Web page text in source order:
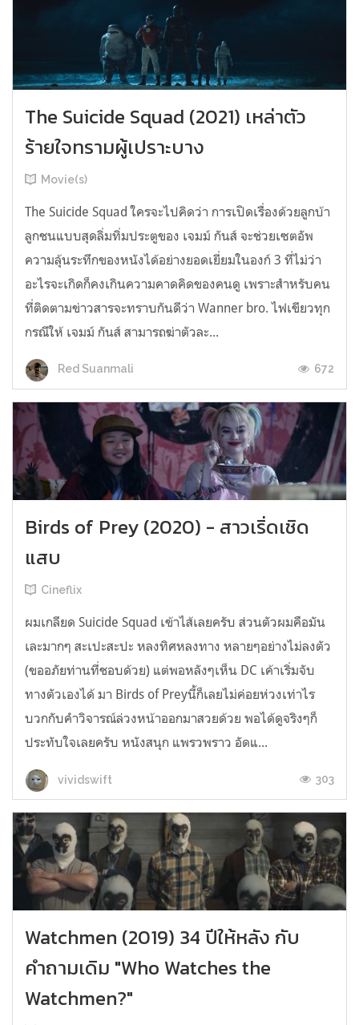
The Suicide Squad (2021) เหล่าตัว
ร้ายใจทรามผู้เปราะบาง
Movie(s)
The Suicide Squad ใครจะไปคิดว่า การเปิดเรื่องด้วยลูกบ้า
ลูกชนแบบสุดลิ่มทิ่มประตูของ เจมม์ กันส์ จะช่วยเซตอัพ
ความลุ้นระทึกของหนังได้อย่างยอดเยี่ยมในองก์ 3 ที่ไม่ว่า
อะไรจะเกิดก็คงเกินความคาดคิดของคนดู เพราะสำหรับคน
ที่ติดตามข่าวสารจะทราบกันดีว่า Wanner bro. ไฟเขียวทุก
กรณีให้ เจมม์ กันส์ สามารถฆ่าตัวละ...
Red Suanmali 672
Birds of Prey (2020) - สาวเริ่ดเชิด
แสบ
Cineflix
ผมเกลียด Suicide Squad เข้าไส้เลยครับ ส่วนตัวผมคือมัน
เละมากๆ สะเปะสะปะ หลงทิศหลงทาง หลายๆอย่างไม่ลงตัว
(ขออภัยท่านที่ชอบด้วย) แต่พอหลังๆเห็น DC เค้าเริ่มจับ
ทางตัวเองได้ มา Birds of Preyนี้ก็เลยไม่ค่อยห่วงเท่าไร
บวกกับคำวิจารณ์ล่วงหน้าออกมาสวยด้วย พอได้ดูจริงๆก็
ประทับใจเลยครับ หนังสนุก แพรวพราว อัดแ...
vividswift 303
Watchmen (2019) 34 ปีให้หลัง กับ
คำถามเดิม "Who Watches the
Watchmen?"